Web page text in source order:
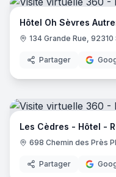
Hôtel Oh Sèvres
134 Grande Rue,
Partager
Les Cèdres - Hôtel -
698 Chemin des Près
Partager